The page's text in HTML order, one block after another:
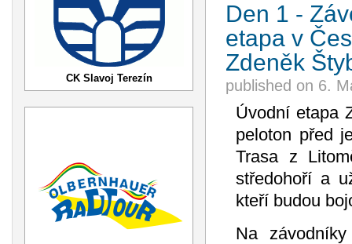
CK Slavoj Terezín
Den 1 -
etapa v
Zdeněk
published on 6.
Úvodní etapa
peloton před
Trasa z
středohoří a
kteří budou
Na